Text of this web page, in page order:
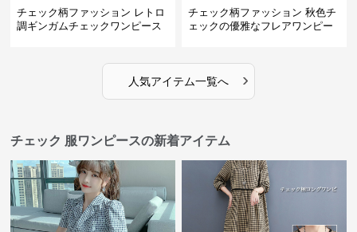
チェック柄ファッション レトロ
調ギンガムチェックワンピース
チェック柄ファッション 秋色チ
ェックの優雅なフレアワンピー
人気アイテム一覧へ ›
チェック 服ワンピースの新着アイテム